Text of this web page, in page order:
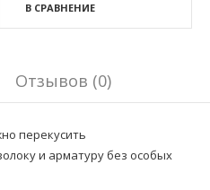
В СРАВНЕНИЕ
Отзывов (0)
перекусить
и арматуру без особых